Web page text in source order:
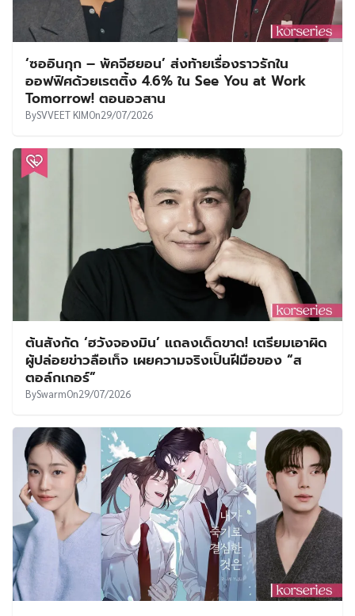
‘ซออินกุก – พัคจีฮยอน’ ส่งท้ายเรื่องราวรักใน
ออฟฟิศด้วยเรตติ้ง 4.6% ใน See You at Work
Tomorrow! ตอนอวสาน
BySVVEET KIMOn29/07/2026
ต้นสังกัด ‘ฮวังจองมิน’ แถลงเด็ดขาด! เตรียมเอาผิด
ผู้ปล่อยข่าวลือเท็จ เผยความจริงเป็นฝีมือของ “ส
ตอล์กเกอร์”
BySwarmOn29/07/2026